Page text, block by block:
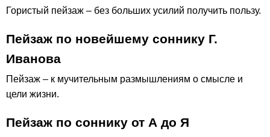
Гористый пейзаж – без больших усилий получить пользу.
Пейзаж по новейшему соннику Г.
Иванова
Пейзаж – к мучительным размышлениям о смысле и
цели жизни.
Пейзаж по соннику от А до Я